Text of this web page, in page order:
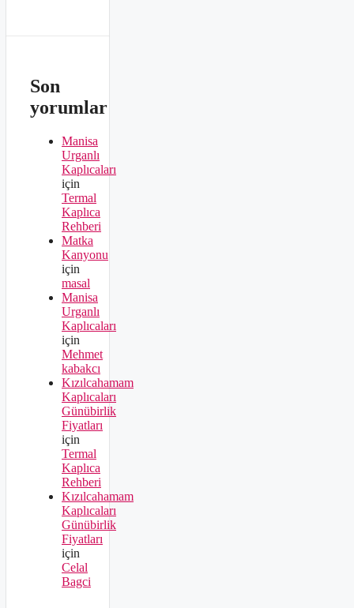
Son
yorumlar
Manisa
Urganlı
Kaplıcaları
için
Termal
Kaplıca
Rehberi
Matka
Kanyonu
için
masal
Manisa
Urganlı
Kaplıcaları
için
Mehmet
kabakcı
Kızılcahamam
Kaplıcaları
Günübirlik
Fiyatları
için
Termal
Kaplıca
Rehberi
Kızılcahamam
Kaplıcaları
Günübirlik
Fiyatları
için
Celal
Bagci